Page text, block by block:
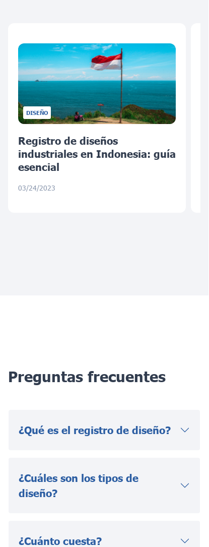
DISEÑO
Registro de diseños
industriales en Indonesia: guía
esencial
03/24/2023
Preguntas frecuentes
¿Qué es el registro de diseño?
¿Cuáles son los tipos de
diseño?
¿Cuánto cuesta?